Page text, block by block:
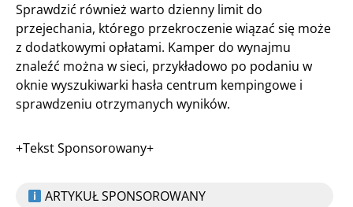
Sprawdzić również warto dzienny limit do
przejechania, którego przekroczenie wiązać się może
z dodatkowymi opłatami. Kamper do wynajmu
znaleźć można w sieci, przykładowo po podaniu w
oknie wyszukiwarki hasła centrum kempingowe i
sprawdzeniu otrzymanych wyników.
+Tekst Sponsorowany+
ARTYKUŁ SPONSOROWANY